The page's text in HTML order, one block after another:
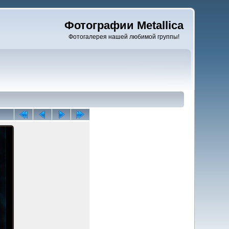
Фотографии Metallica
Фотогалерея нашей любимой группы!